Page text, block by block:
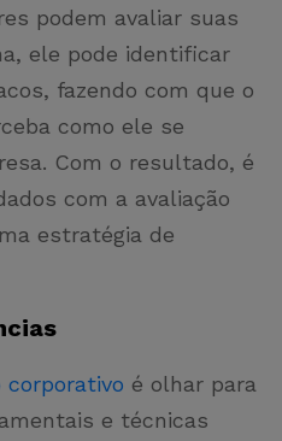
podem avaliar suas
ele pode identificar
fazendo com que o
como ele se
Com o resultado, é
com a avaliação
estratégia de
corporativo é olhar para
e técnicas